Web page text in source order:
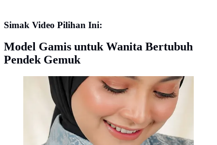
Simak Video Pilihan Ini:
Model Gamis untuk Wanita Bertubuh
Pendek Gemuk
Gamis Kerah Tinggi (Created by AI)